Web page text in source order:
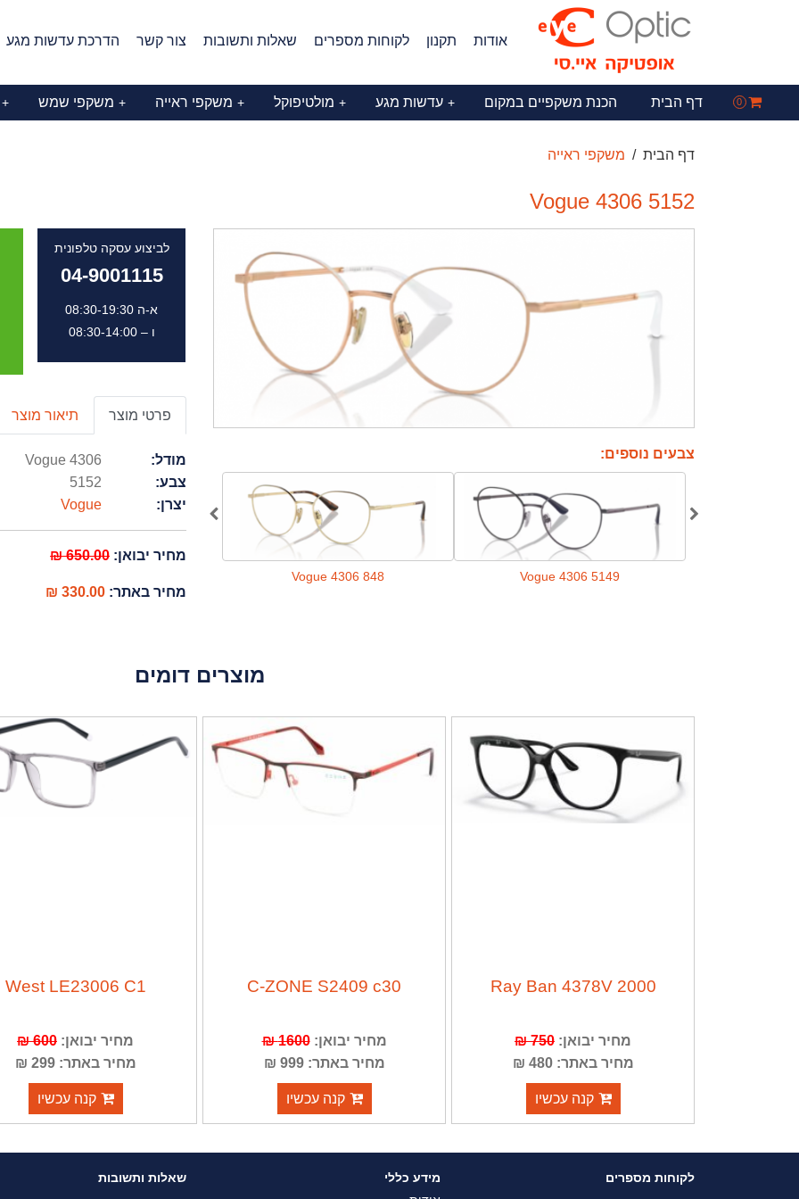
אודות תקנון לקוחות מספרים שאלות ותשובות צור קשר הדרכת עדשות מגע
0 דף הבית הכנת משקפיים במקום עדשות מגע + מולטיפוקל + משקפי ראייה + משקפי שמש +
+
דף הבית משקפי ראייה
Vogue 4306 5152
צבעים נוספים:
Vogue 4306 5149
Vogue 4306 848
לביצוע עסקה טלפונית
04-9001115
א-ה 08:30-19:30
ו – 08:30-14:00
פרטי מוצר תיאור מוצר
מודל:
Vogue 4306
צבע:
5152
יצרן:
Vogue
מחיר יבואן: 650.00 ₪
מחיר באתר: 330.00 ₪
מוצרים דומים
Ray Ban 4378V 2000
מחיר יבואן: 750 ₪
מחיר באתר: 480 ₪
קנה עכשיו
C-ZONE S2409 c30
מחיר יבואן:1600 ₪
מחיר באתר: 999 ₪
קנה עכשיו
West LE23006 C1
מחיר יבואן: 600 ₪
מחיר באתר: 299 ₪
קנה עכשיו
לקוחות מספרים
מידע כללי
שאלות ותשובות